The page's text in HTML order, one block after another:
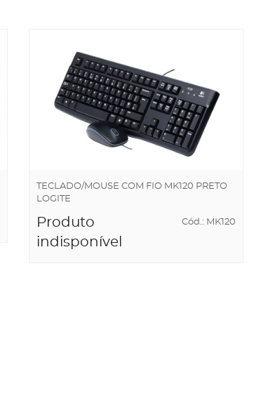
TECLADO/MOUSE COM FIO MK120 PRETO
LOGITE
Produto
indisponível
Cód.: MK120